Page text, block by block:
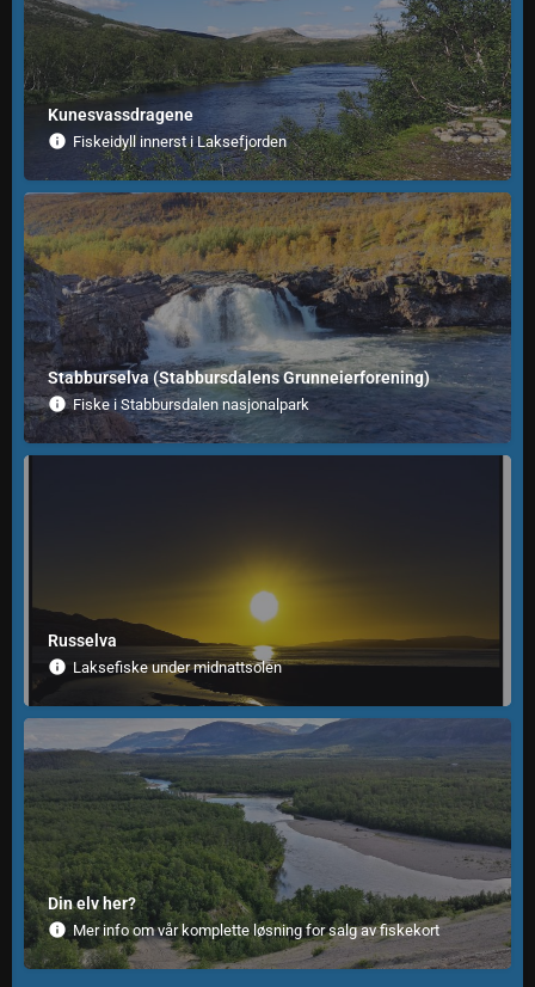
Kunesvassdragene
Fiskeidyll innerst i Laksefjorden
Stabburselva (Stabbursdalens Grunneierforening)
Fiske i Stabbursdalen nasjonalpark
Russelva
Laksefiske under midnattsolen
Din elv her?
Mer info om vår komplette løsning for salg av fiskekort